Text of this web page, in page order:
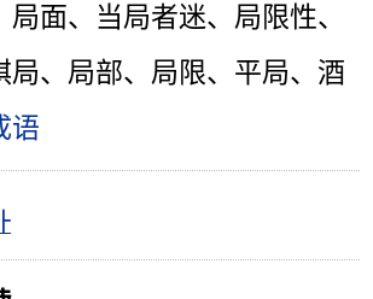
面、当局者迷、局限性、
局、局部、局限、平局、酒
语